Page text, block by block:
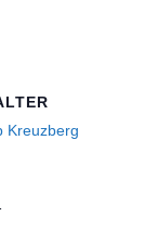
Kreuzberg